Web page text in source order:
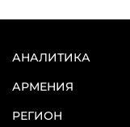
АНАЛИТИКА
АРМЕНИЯ
РЕГИОН